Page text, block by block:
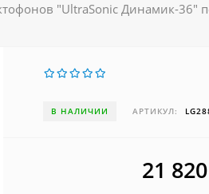
"UltraSonic Динамик-36"
В НАЛИЧИИ АРТИКУЛ:
21